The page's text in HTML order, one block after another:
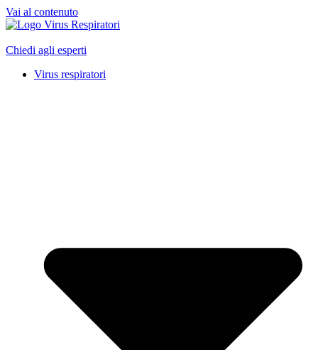
Vai al contenuto
Chiedi agli esperti
Virus respiratori